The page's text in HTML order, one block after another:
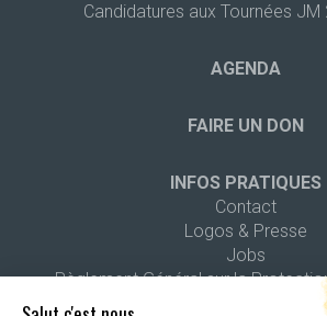
Candidatures aux Tournées
AGENDA
FAIRE UN DON
INFOS PRATIQUES
Contact
Logos & Presse
Jobs
Règlement Général sur la